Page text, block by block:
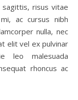
risus vitae
ac cursus nibh
nulla, nec
elit vel ex pulvinar
leo malesuada
rhoncus ac